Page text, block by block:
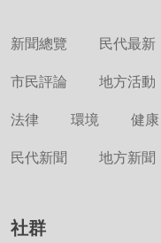
新聞總覽 民代最新
市民評論 地方活動
法律 環境 健康
民代新聞 地方新聞
社群